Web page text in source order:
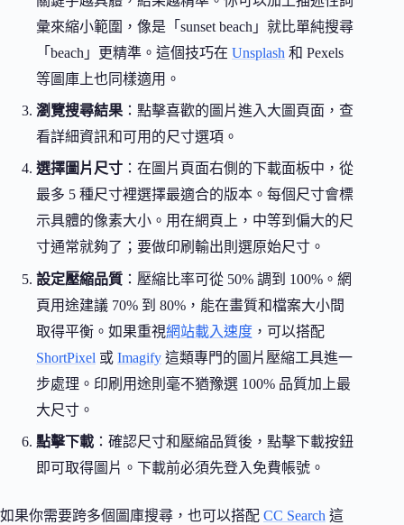
彙來縮小範圍，像是「sunset beach」就比單純搜尋
「beach」更精準。這個技巧在 Unsplash 和 Pexels
等圖庫上也同樣適用。
瀏覽搜尋結果 ：點擊喜歡的圖片進入大圖頁面，查
看詳細資訊和可用的尺寸選項。
選擇圖片尺寸 ：在圖片頁面右側的下載面板中，從
最多 5 種尺寸裡選擇最適合的版本。每個尺寸會標
示具體的像素大小。用在網頁上，中等到偏大的尺
寸通常就夠了；要做印刷輸出則選原始尺寸。
設定壓縮品質 ：壓縮比率可從 50% 調到 100%。網
頁用途建議 70% 到 80%，能在畫質和檔案大小間
取得平衡。如果重視網站載入速度 ，可以搭配
ShortPixel 或 Imagify 這類專門的圖片壓縮工具進一
步處理。印刷用途則毫不猶豫選 100% 品質加上最
大尺寸。
點擊下載 ：確認尺寸和壓縮品質後，點擊下載按鈕
即可取得圖片。下載前必須先登入免費帳號。
如果你需要跨多個圖庫搜尋，也可以搭配 CC Search 這